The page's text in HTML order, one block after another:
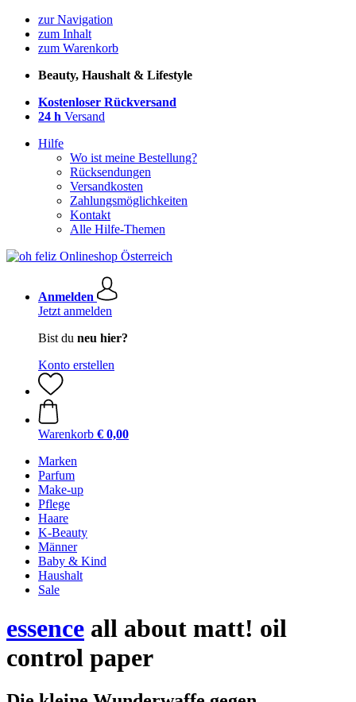
zur Navigation
zum Inhalt
zum Warenkorb
Beauty, Haushalt & Lifestyle
Kostenloser Rückversand
24 h Versand
Hilfe
Wo ist meine Bestellung?
Rücksendungen
Versandkosten
Zahlungsmöglichkeiten
Kontakt
Alle Hilfe-Themen
Anmelden
Jetzt anmelden
Bist du neu hier?
Konto erstellen
Warenkorb € 0,00
Marken
Parfum
Make-up
Pflege
Haare
K-Beauty
Männer
Baby & Kind
Haushalt
Sale
essence all about matt! oil
control paper